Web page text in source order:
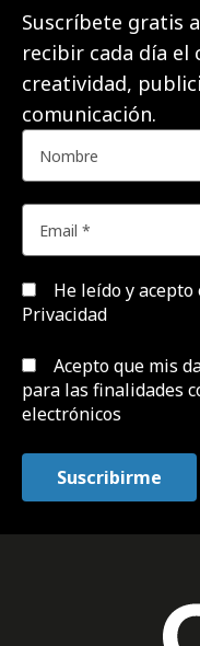
Suscríbete gratis
recibir cada día el
creatividad,
comunicación.
He leído y acepto
Privacidad
Acepto que mis
para las finalidades
electrónicos